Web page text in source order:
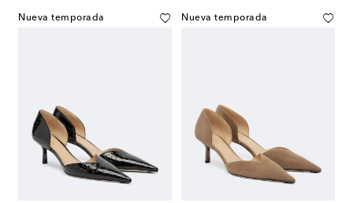
Nueva temporada Nueva temporada